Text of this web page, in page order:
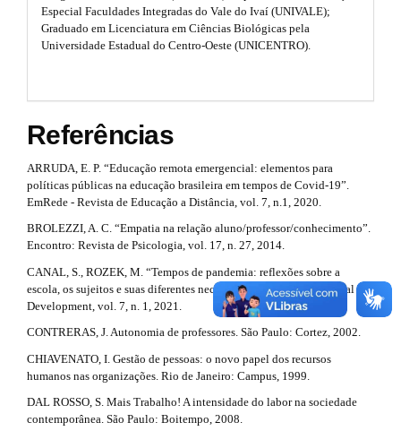
m
o
t
t
r
a
3
.
a
c
c
s
s
i
l
e
e
.
d
e
t
a
i
l
s
#
#
Especial Faculdades Integradas do Vale do Ivaí (UNIVALE);
Graduado em Licenciatura em Ciências Biológicas pela
Universidade Estadual do Centro-Oeste (UNICENTRO).
Referências
ARRUDA, E. P. “Educação remota emergencial: elementos para
políticas públicas na educação brasileira em tempos de Covid-19”.
EmRede - Revista de Educação a Distância, vol. 7, n.1, 2020.
BROLEZZI, A. C. “Empatia na relação aluno/professor/conhecimento”.
Encontro: Revista de Psicologia, vol. 17, n. 27, 2014.
CANAL, S., ROZEK, M. “Tempos de pandemia: reflexões sobre a
escola, os sujeitos e suas diferentes necessidades”. Brazilian Journal of
Development, vol. 7, n. 1, 2021.
CONTRERAS, J. Autonomia de professores. São Paulo: Cortez, 2002.
CHIAVENATO, I. Gestão de pessoas: o novo papel dos recursos
humanos nas organizações. Rio de Janeiro: Campus, 1999.
DAL ROSSO, S. Mais Trabalho! A intensidade do labor na sociedade
contemporânea. São Paulo: Boitempo, 2008.